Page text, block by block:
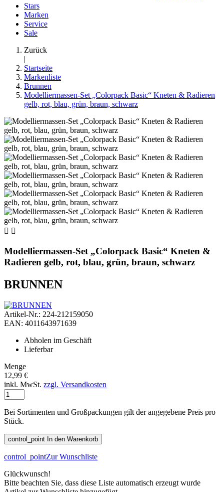
Stars
Marken
Service
Sale
Zurück
|
Startseite
Markenliste
Brunnen
Modelliermassen-Set „Colorpack Basic“ Kneten & Radieren
gelb, rot, blau, grün, braun, schwarz
 
Modelliermassen-Set „Colorpack Basic“ Kneten &
Radieren gelb, rot, blau, grün, braun, schwarz
BRUNNEN
Artikel-Nr.: 224-212159050
EAN: 4011643971639
Abholen im Geschäft
Lieferbar
Menge
12,99 €
inkl. MwSt. zzgl. Versandkosten
Bei Sortimenten und Großpackungen gilt der angegebene Preis pro
Stück.
control_point In den Warenkorb
control_pointZur Wunschliste
Glückwunsch!
Bitte beachten Sie, dass diese Liste automatisch erzeugt wurde